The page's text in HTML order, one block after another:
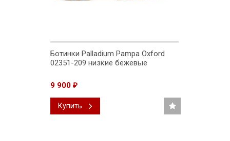
Ботинки Palladium Pampa Oxford
02351-209 низкие бежевые
9 900 ₽
Купить